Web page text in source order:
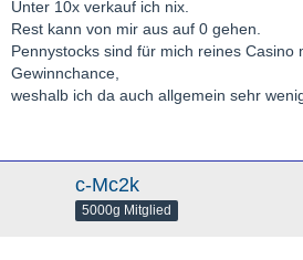
Unter 10x verkauf ich nix.
Rest kann von mir aus auf 0 gehen.
Pennystocks sind für mich reines Casino
Gewinnchance,
weshalb ich da auch allgemein sehr
c-Mc2k
5000g Mitglied